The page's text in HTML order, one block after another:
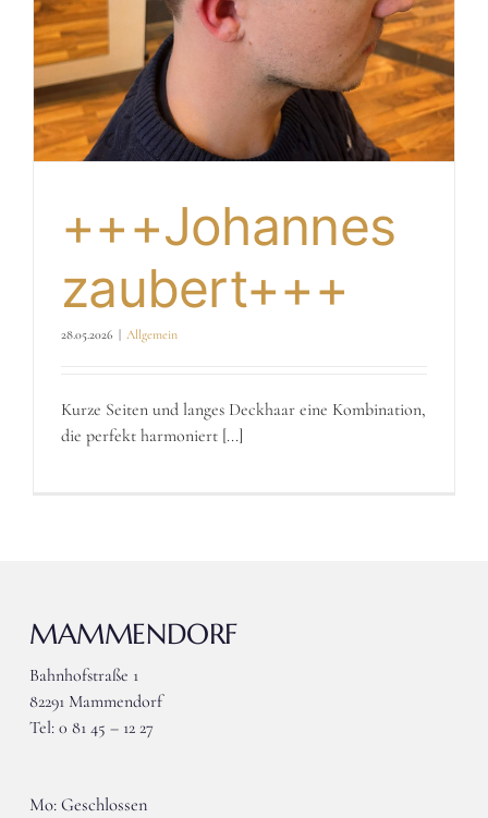
+++Johannes
zaubert+++
28.05.2026 | Allgemein
Kurze Seiten und langes Deckhaar eine Kombination,
die perfekt harmoniert [...]
MAMMENDORF
Bahnhofstraße 1
82291 Mammendorf
Tel: 0 81 45 – 12 27
Mo: Geschlossen